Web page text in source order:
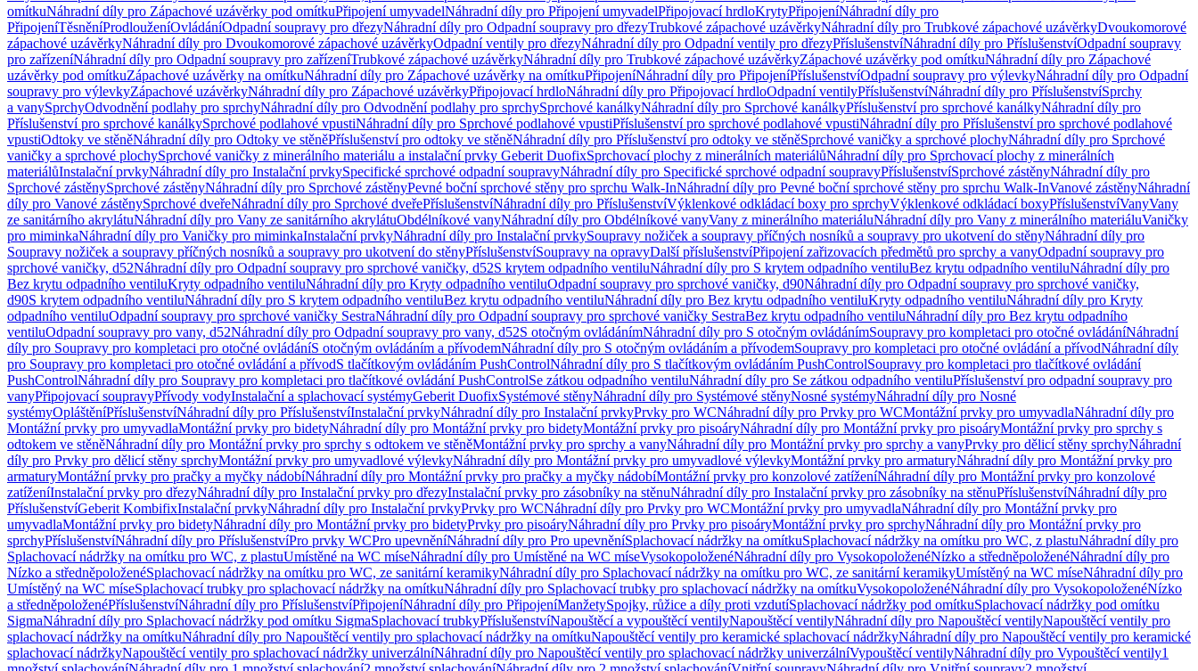
omítkuNáhradní díly pro Zápachové uzávěrky pod omítkuPřipojení umyvadelNáhradní díly pro Připojení umyvadelPřipojovací hrdloKrytyPřipojeníNáhradní díly pro
PřipojeníTěsněníProdlouženíOvládáníOdpadní soupravy pro dřezyNáhradní díly pro Odpadní soupravy pro dřezyTrubkové zápachové uzávěrkyNáhradní díly pro Trubkové zápachové uzávěrkyDvoukomorové
zápachové uzávěrkyNáhradní díly pro Dvoukomorové zápachové uzávěrkyOdpadní ventily pro dřezyNáhradní díly pro Odpadní ventily pro dřezyPříslušenstvíNáhradní díly pro PříslušenstvíOdpadní soupravy
pro zařízeníNáhradní díly pro Odpadní soupravy pro zařízeníTrubkové zápachové uzávěrkyNáhradní díly pro Trubkové zápachové uzávěrkyZápachové uzávěrky pod omítkuNáhradní díly pro Zápachové
uzávěrky pod omítkuZápachové uzávěrky na omítkuNáhradní díly pro Zápachové uzávěrky na omítkuPřipojeníNáhradní díly pro PřipojeníPříslušenstvíOdpadní soupravy pro výlevkyNáhradní díly pro Odpadní
soupravy pro výlevkyZápachové uzávěrkyNáhradní díly pro Zápachové uzávěrkyPřipojovací hrdloNáhradní díly pro Připojovací hrdloOdpadní ventilyPříslušenstvíNáhradní díly pro PříslušenstvíSprchy
a vanySprchyOdvodnění podlahy pro sprchyNáhradní díly pro Odvodnění podlahy pro sprchySprchové kanálkyNáhradní díly pro Sprchové kanálkyPříslušenství pro sprchové kanálkyNáhradní díly pro
Příslušenství pro sprchové kanálkySprchové podlahové vpustiNáhradní díly pro Sprchové podlahové vpustiPříslušenství pro sprchové podlahové vpustiNáhradní díly pro Příslušenství pro sprchové podlahové
vpustiOdtoky ve stěněNáhradní díly pro Odtoky ve stěněPříslušenství pro odtoky ve stěněNáhradní díly pro Příslušenství pro odtoky ve stěněSprchové vaničky a sprchové plochyNáhradní díly pro Sprchové
vaničky a sprchové plochySprchové vaničky z minerálního materiálu a instalační prvky Geberit DuofixSprchovací plochy z minerálních materiálůNáhradní díly pro Sprchovací plochy z minerálních
materiálůInstalační prvkyNáhradní díly pro Instalační prvkySpecifické sprchové odpadní soupravyNáhradní díly pro Specifické sprchové odpadní soupravyPříslušenstvíSprchové zástěnyNáhradní díly pro
Sprchové zástěnySprchové zástěnyNáhradní díly pro Sprchové zástěnyPevné boční sprchové stěny pro sprchu Walk-InNáhradní díly pro Pevné boční sprchové stěny pro sprchu Walk-InVanové zástěnyNáhradní
díly pro Vanové zástěnySprchové dveřeNáhradní díly pro Sprchové dveřePříslušenstvíNáhradní díly pro PříslušenstvíVýklenkové odkládací boxy pro sprchyVýklenkové odkládací boxyPříslušenstvíVanyVany
ze sanitárního akrylátuNáhradní díly pro Vany ze sanitárního akrylátuObdélníkové vanyNáhradní díly pro Obdélníkové vanyVany z minerálního materiáluNáhradní díly pro Vany z minerálního materiáluVaničky
pro miminkaNáhradní díly pro Vaničky pro miminkaInstalační prvkyNáhradní díly pro Instalační prvkySoupravy nožiček a soupravy příčných nosníků a soupravy pro ukotvení do stěnyNáhradní díly pro
Soupravy nožiček a soupravy příčných nosníků a soupravy pro ukotvení do stěnyPříslušenstvíSoupravy na opravyDalší příslušenstvíPřipojení zařizovacích předmětů pro sprchy a vanyOdpadní soupravy pro
sprchové vaničky, d52Náhradní díly pro Odpadní soupravy pro sprchové vaničky, d52S krytem odpadního ventiluNáhradní díly pro S krytem odpadního ventiluBez krytu odpadního ventiluNáhradní díly pro
Bez krytu odpadního ventiluKryty odpadního ventiluNáhradní díly pro Kryty odpadního ventiluOdpadní soupravy pro sprchové vaničky, d90Náhradní díly pro Odpadní soupravy pro sprchové vaničky,
d90S krytem odpadního ventiluNáhradní díly pro S krytem odpadního ventiluBez krytu odpadního ventiluNáhradní díly pro Bez krytu odpadního ventiluKryty odpadního ventiluNáhradní díly pro Kryty
odpadního ventiluOdpadní soupravy pro sprchové vaničky SestraNáhradní díly pro Odpadní soupravy pro sprchové vaničky SestraBez krytu odpadního ventiluNáhradní díly pro Bez krytu odpadního
ventiluOdpadní soupravy pro vany, d52Náhradní díly pro Odpadní soupravy pro vany, d52S otočným ovládánímNáhradní díly pro S otočným ovládánímSoupravy pro kompletaci pro otočné ovládáníNáhradní
díly pro Soupravy pro kompletaci pro otočné ovládáníS otočným ovládáním a přívodemNáhradní díly pro S otočným ovládáním a přívodemSoupravy pro kompletaci pro otočné ovládání a přívodNáhradní díly
pro Soupravy pro kompletaci pro otočné ovládání a přívodS tlačítkovým ovládáním PushControlNáhradní díly pro S tlačítkovým ovládáním PushControlSoupravy pro kompletaci pro tlačítkové ovládání
PushControlNáhradní díly pro Soupravy pro kompletaci pro tlačítkové ovládání PushControlSe zátkou odpadního ventiluNáhradní díly pro Se zátkou odpadního ventiluPříslušenství pro odpadní soupravy pro
vanyPřipojovací soupravyPřívody vodyInstalační a splachovací systémyGeberit DuofixSystémové stěnyNáhradní díly pro Systémové stěnyNosné systémyNáhradní díly pro Nosné
systémyOpláštěníPříslušenstvíNáhradní díly pro PříslušenstvíInstalační prvkyNáhradní díly pro Instalační prvkyPrvky pro WCNáhradní díly pro Prvky pro WCMontážní prvky pro umyvadlaNáhradní díly pro
Montážní prvky pro umyvadlaMontážní prvky pro bidetyNáhradní díly pro Montážní prvky pro bidetyMontážní prvky pro pisoáryNáhradní díly pro Montážní prvky pro pisoáryMontážní prvky pro sprchy s
odtokem ve stěněNáhradní díly pro Montážní prvky pro sprchy s odtokem ve stěněMontážní prvky pro sprchy a vanyNáhradní díly pro Montážní prvky pro sprchy a vanyPrvky pro dělicí stěny sprchyNáhradní
díly pro Prvky pro dělicí stěny sprchyMontážní prvky pro umyvadlové výlevkyNáhradní díly pro Montážní prvky pro umyvadlové výlevkyMontážní prvky pro armaturyNáhradní díly pro Montážní prvky pro
armaturyMontážní prvky pro pračky a myčky nádobíNáhradní díly pro Montážní prvky pro pračky a myčky nádobíMontážní prvky pro konzolové zatíženíNáhradní díly pro Montážní prvky pro konzolové
zatíženíInstalační prvky pro dřezyNáhradní díly pro Instalační prvky pro dřezyInstalační prvky pro zásobníky na stěnuNáhradní díly pro Instalační prvky pro zásobníky na stěnuPříslušenstvíNáhradní díly pro
PříslušenstvíGeberit KombifixInstalační prvkyNáhradní díly pro Instalační prvkyPrvky pro WCNáhradní díly pro Prvky pro WCMontážní prvky pro umyvadlaNáhradní díly pro Montážní prvky pro
umyvadlaMontážní prvky pro bidetyNáhradní díly pro Montážní prvky pro bidetyPrvky pro pisoáryNáhradní díly pro Prvky pro pisoáryMontážní prvky pro sprchyNáhradní díly pro Montážní prvky pro
sprchyPříslušenstvíNáhradní díly pro PříslušenstvíPro prvky WCPro upevněníNáhradní díly pro Pro upevněníSplachovací nádržky na omítkuSplachovací nádržky na omítku pro WC, z plastuNáhradní díly pro
Splachovací nádržky na omítku pro WC, z plastuUmístěné na WC míseNáhradní díly pro Umístěné na WC míseVysokopoloženéNáhradní díly pro VysokopoloženéNízko a středněpoloženéNáhradní díly pro
Nízko a středněpoloženéSplachovací nádržky na omítku pro WC, ze sanitární keramikyNáhradní díly pro Splachovací nádržky na omítku pro WC, ze sanitární keramikyUmístěný na WC míseNáhradní díly pro
Umístěný na WC míseSplachovací trubky pro splachovací nádržky na omítkuNáhradní díly pro Splachovací trubky pro splachovací nádržky na omítkuVysokopoloženéNáhradní díly pro VysokopoloženéNízko
a středněpoloženéPříslušenstvíNáhradní díly pro PříslušenstvíPřipojeníNáhradní díly pro PřipojeníManžetySpojky, růžice a díly proti vzdutíSplachovací nádržky pod omítkuSplachovací nádržky pod omítku
SigmaNáhradní díly pro Splachovací nádržky pod omítku SigmaSplachovací trubkyPříslušenstvíNapouštěcí a vypouštěcí ventilyNapouštěcí ventilyNáhradní díly pro Napouštěcí ventilyNapouštěcí ventily pro
splachovací nádržky na omítkuNáhradní díly pro Napouštěcí ventily pro splachovací nádržky na omítkuNapouštěcí ventily pro keramické splachovací nádržkyNáhradní díly pro Napouštěcí ventily pro keramické
splachovací nádržkyNapouštěcí ventily pro splachovací nádržky univerzálníNáhradní díly pro Napouštěcí ventily pro splachovací nádržky univerzálníVypouštěcí ventilyNáhradní díly pro Vypouštěcí ventily1